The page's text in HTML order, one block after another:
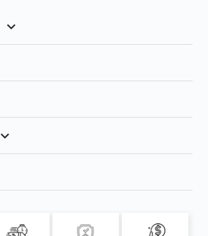
keyboard_arrow_down
keyboard_arrow_down